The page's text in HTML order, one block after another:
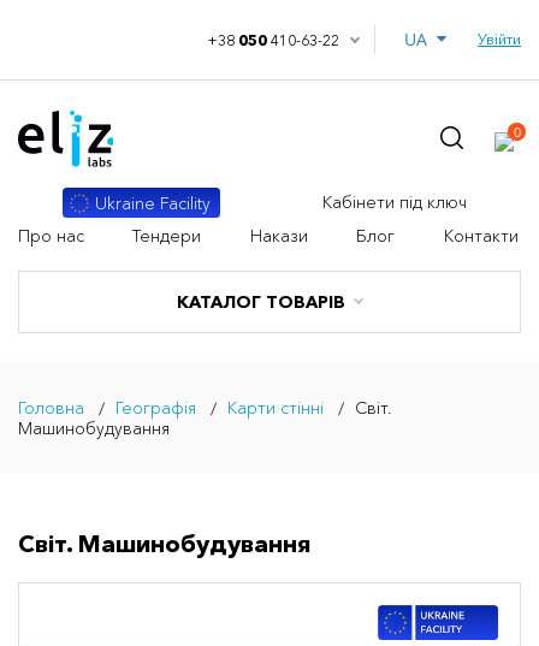
+38 050410-63-22 Увійти
КАТАЛОГ ТОВАРІВ
Ukraine Facility
Кабінети під ключ
Про нас
Тендери Накази Блог Контакти
0
Головна Географія Карти стінні
Світ.
Машинобудування
Світ. Машинобудування